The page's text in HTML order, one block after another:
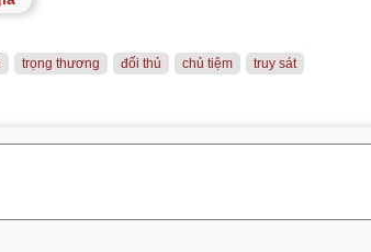
trọng thương đối thủ chủ tiệm truy sát